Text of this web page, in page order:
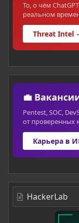
То, о чём
реальном
Threat Intel
💼
Pentest, SOC,
от проверенных
Карьера в
HackerLab